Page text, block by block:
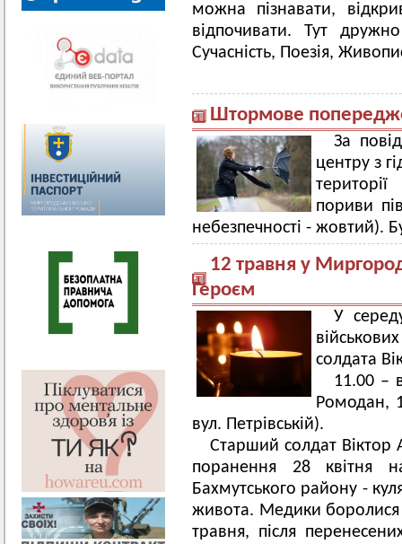
можна пізнавати,
відпочивати. Тут
Сучасність, Поезія,
Штормове
За
центру з
пориви
небезпечності - жовтий).
12 травня у
Героєм
У
солдата
11.00 –
Ромодан,
вул. Петрівській).
Старший солдат Віктор
поранення 28 квітня
Бахмутського району -
живота. Медики боролися
травня, після